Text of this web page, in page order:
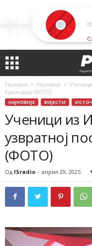
Насловна Најновије
Ученици
Краснодару (ФОТО)
НАЈНОВИЈЕ ВИЈЕСТИ
Ученици из
узвратној
(ФОТО)
Од ISradio - април 29, 2025